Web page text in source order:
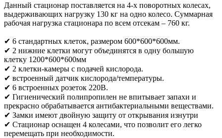
Данный стационар поставляется на 4-х поворотных колесах,
выдерживающих нагрузку 130 кг на одно колесо. Суммарная
рабочая нагрузка стационара по всем отсекам – 760 кг.
✔ 6 стандартных клеток, размером 600*600*600мм.
✔ 2 нижние клетки могут объединятся в одну большую
клетку 1200*600*600мм
✔ 2 клетки-камеры с подачей кислорода.
✔ встроенный датчик кислорода/температуры.
✔ 6 встроенных розеток 220В.
✔ Гигиенический полипропилен не впитывает запахи и
прекрасно обрабатывается антибактериальными веществами.
✔ Замки имеют двойную защиту от открывания изнутри
✔ Стационар оснащен 4 колесами, что позволит его легко
перемещать при необходимости.